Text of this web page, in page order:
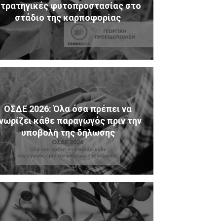
φυτοπροστασίας στο
στάδιο της καρποφορίας
ΟΣΔΕ 2026: Όλα όσα πρέπει να
κάθε παραγωγός πριν την
υποβολή της δήλωσης